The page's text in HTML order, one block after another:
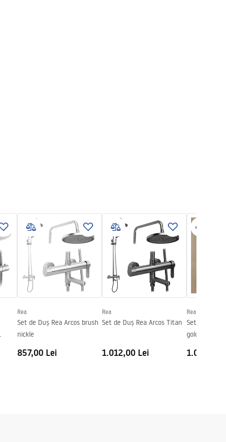
Rea
Set de Duș Rea Arcos brush
nickle
857,00 Lei
Rea
Set de Duș Rea Arcos Titan
1.012,00 Lei
Rea
Set de Duș
gold
1.067,00